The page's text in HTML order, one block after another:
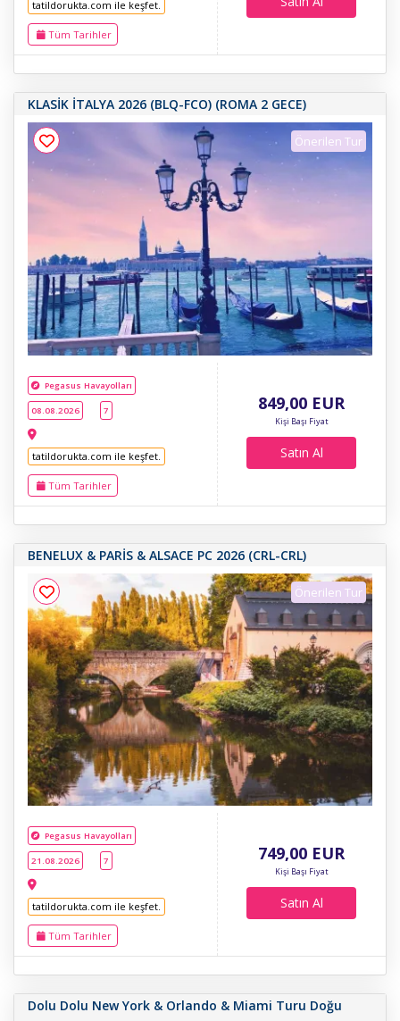
tatildorukta.com ile keşfet.
Tüm Tarihler
KLASİK İTALYA 2026 (BLQ-FCO) (ROMA 2 GECE)
Önerilen Tur
Pegasus Havayolları
08.08.2026 7
tatildorukta.com ile keşfet.
Tüm Tarihler
849,00 EUR
Kişi Başı Fiyat
Satın Al
BENELUX & PARİS & ALSACE PC 2026 (CRL-CRL)
Önerilen Tur
Pegasus Havayolları
21.08.2026 7
tatildorukta.com ile keşfet.
Tüm Tarihler
749,00 EUR
Kişi Başı Fiyat
Satın Al
Dolu Dolu New York & Orlando & Miami Turu Doğu